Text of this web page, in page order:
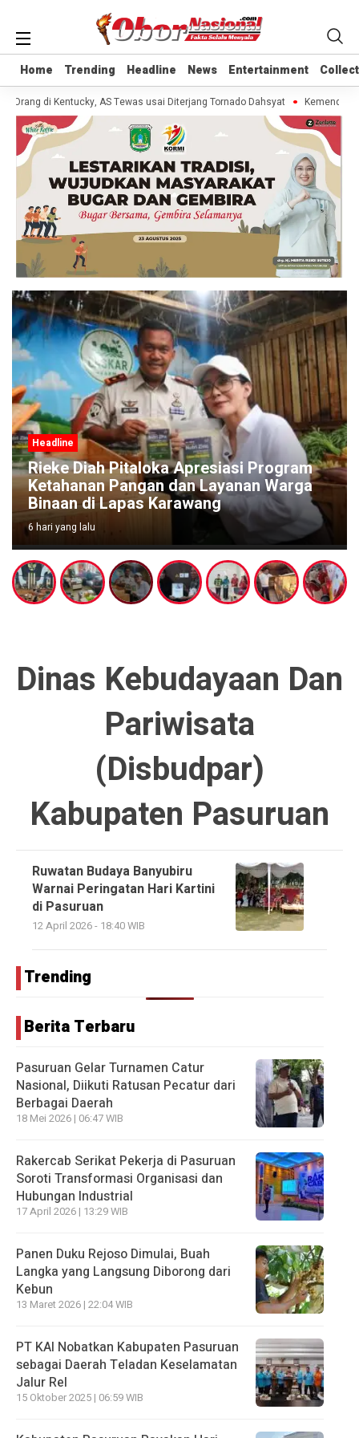
Home Trending Headline News Entertainment
Home Trending Headline News Entertainment
Orang di Kentucky, AS Tewas usai Diterjang Tornado Dahsyat Kemendag
Headline
Rieke Diah Pitaloka Apresiasi Program
Ketahanan Pangan dan Layanan Warga
Binaan di Lapas Karawang
6 hari yang lalu
Dinas Kebudayaan Dan
Pariwisata
(Disbudpar)
Kabupaten Pasuruan
Ruwatan Budaya Banyubiru
Warnai Peringatan Hari Kartini
di Pasuruan
12 April 2026 - 18:40 WIB
Trending
Berita Terbaru
Pasuruan Gelar Turnamen Catur
Nasional, Diikuti Ratusan Pecatur dari
Berbagai Daerah
18 Mei 2026 | 06:47 WIB
Rakercab Serikat Pekerja di Pasuruan
Soroti Transformasi Organisasi dan
Hubungan Industrial
17 April 2026 | 13:29 WIB
Panen Duku Rejoso Dimulai, Buah
Langka yang Langsung Diborong dari
Kebun
13 Maret 2026 | 22:04 WIB
PT KAI Nobatkan Kabupaten Pasuruan
sebagai Daerah Teladan Keselamatan
Jalur Rel
15 Oktober 2025 | 06:59 WIB